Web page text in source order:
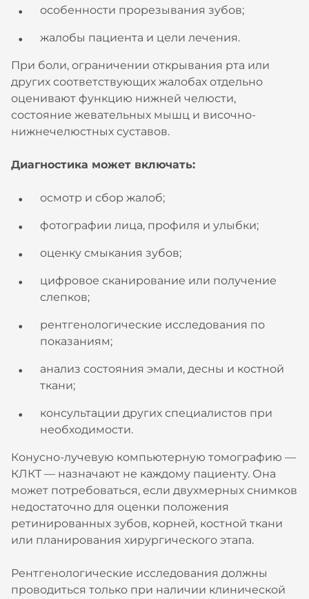
особенности прорезывания зубов;
жалобы пациента и цели лечения.
При боли, ограничении открывания рта или
других соответствующих жалобах отдельно
оценивают функцию нижней челюсти,
состояние жевательных мышц и височно-
нижнечелюстных суставов.
Диагностика может включать:
осмотр и сбор жалоб;
фотографии лица, профиля и улыбки;
оценку смыкания зубов;
цифровое сканирование или получение
слепков;
рентгенологические исследования по
показаниям;
анализ состояния эмали, десны и костной
ткани;
консультации других специалистов при
необходимости.
Конусно-лучевую компьютерную томографию —
КЛКТ — назначают не каждому пациенту. Она
может потребоваться, если двухмерных снимков
недостаточно для оценки положения
ретинированных зубов, корней, костной ткани
или планирования хирургического этапа.
Рентгенологические исследования должны
проводиться только при наличии клинической